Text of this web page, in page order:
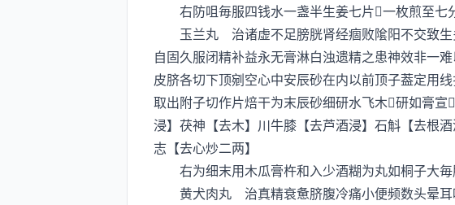
右防咀毎服四钱水一盏半生姜七片一枚煎至七
玉兰丸 治诸虚不足膀胱肾经痼败隂阳不交致生
自固久服闭精补益永无膏淋白浊遗精之患神效非一
皮脐各切下顶剜空心中安辰砂在内以前顶子葢定用
取出附子切作片焙干为末辰砂细研水飞木研如膏
浸】茯神【去木】川牛膝【去芦酒浸】石斛【去根
志【去心炒二两】
右为细末用木瓜膏杵和入少酒糊为丸如桐子大毎
黄犬肉丸 治真精衰惫脐腹冷痛小便频数头晕耳